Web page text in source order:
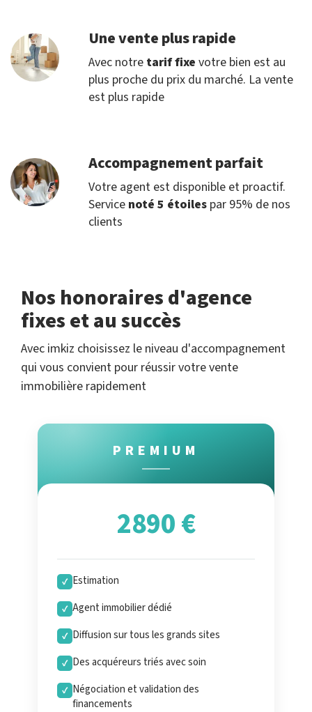
Une vente plus rapide
Avec notre tarif fixe votre bien est au
plus proche du prix du marché. La vente
est plus rapide
Accompagnement parfait
Votre agent est disponible et proactif.
Service noté 5 étoiles par 95% de nos
clients
Nos honoraires d'agence
fixes et au succès
Avec imkiz choisissez le niveau d'accompagnement
qui vous convient pour réussir votre vente
immobilière rapidement
PREMIUM
2890 €
✓ Estimation
✓ Agent immobilier dédié
✓ Diffusion sur tous les grands sites
✓ Des acquéreurs triés avec soin
✓ Négociation et validation des
financements